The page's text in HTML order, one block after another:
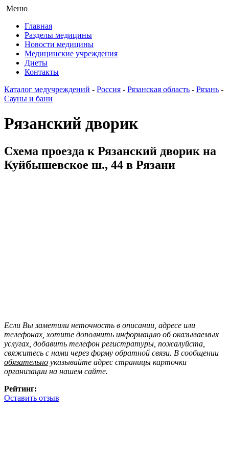
Меню
Главная
Разделы медицины
Новости медицины
Медицинские учреждения
Диеты
Контакты
Каталог медучреждений - Россия - Рязанская область - Рязань -
Сауны и бани
Рязанский дворик
Схема проезда к Рязанский дворик на
Куйбышевское ш., 44 в Рязани
Если Вы заметили неточность в описании, адресе или
телефонах, хотите дополнить информацию об оказываемых
услугах, добавить телефон регистратуры, пожалуйста,
свяжитесь с нами через форму обратной связи. В сообщении
обязательно указывайте адрес страницы карточки
организации на нашем сайте.
Рейтинг:
Оставить отзыв